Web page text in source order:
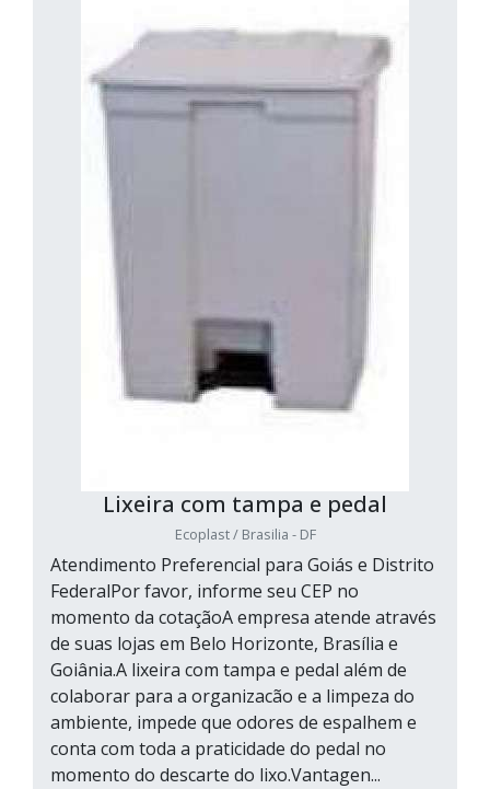
Lixeira com tampa e pedal
Ecoplast / Brasilia - DF
Atendimento Preferencial para Goiás e Distrito
FederalPor favor, informe seu CEP no
momento da cotaçãoA empresa atende através
de suas lojas em Belo Horizonte, Brasília e
Goiânia.A lixeira com tampa e pedal além de
colaborar para a organizacão e a limpeza do
ambiente, impede que odores de espalhem e
conta com toda a praticidade do pedal no
momento do descarte do lixo.Vantagen...